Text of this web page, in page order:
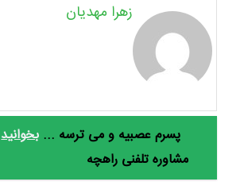
زهرا مهدیان
بخوانید پسرم عصبیه و می ترسه ...
مشاوره تلفنی راهچه